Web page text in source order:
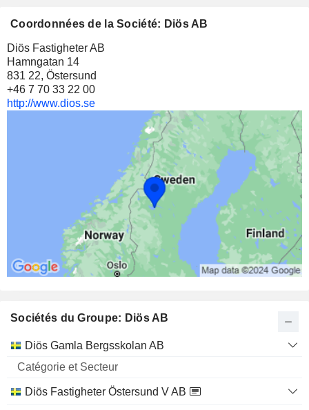
Coordonnées de la Société: Diös AB
Diös Fastigheter AB
Hamngatan 14
831 22, Östersund
+46 7 70 33 22 00
http://www.dios.se
Sociétés du Groupe: Diös AB
Nom
Catégorie
Secteur
Diös Gamla Bergsskolan AB
Diös Fastigheter Östersund V AB